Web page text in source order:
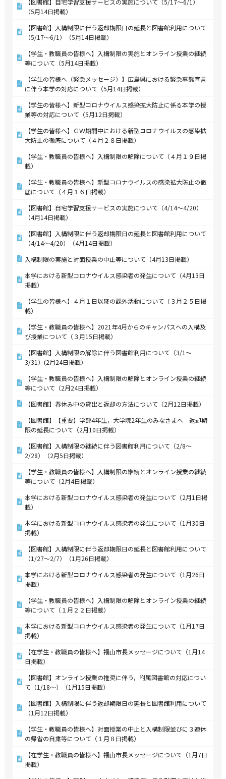
（5月14日掲載）
【図書館】入構制限に伴う返却期限日の延長と図書館利用について
（5/17～6/1）（5月14日掲載）
【学生・教職員の皆様へ】入構制限の実施とオンライン授業の継続
等について（5月14日掲載）
【学生の皆様へ（緊急メッセージ）】広島県における緊急事態宣言
に伴う本学の対応について（5月14日掲載）
【学生の皆様へ】新型コロナウイルス感染拡大防止に係る本学の授
業等の対応について（5月12日掲載）
【学生の皆様へ】ＧＷ期間中における新型コロナウイルスの感染拡
大防止の徹底について（４月２８日掲載）
【学生・教職員の皆様へ】入構制限の解除について（４月１９日掲
載）
【学生・教職員の皆様へ】新型コロナウイルスの感染拡大防止の徹
底について（４月１６日掲載）
【図書館】自宅学習支援サービスの実施について（4/14～4/20）
（4月14日掲載）
【図書館】入構制限に伴う返却期限日の延長と図書館利用について
（4/14～4/20）（4月14日掲載）
入構制限の実施と対面授業の中止等について（4月13日掲載）
本学における新型コロナウイルス感染者の発生について（4月13日
掲載）
【学生の皆様へ】４月１日以降の課外活動について（３月２５日掲
載）
【学生・教職員の皆様へ】2021年4月からのキャンパスへの入構及
び授業について（３月15日掲載）
【図書館】入構制限の解除に伴う図書館利用について（3/1～
3/31）(2月24日掲載）
【学生・教職員の皆様へ】入構制限の解除とオンライン授業の継続
等について（2月24日掲載）
【図書館】春休み中の貸出と返却の方法について（2月12日掲載）
【図書館】【重要】学部4年生，大学院2年生のみなさまへ 返却期
限の延長について（2月10日掲載）
【図書館】入構制限の継続に伴う図書館利用について（2/8～
2/28）（2月5日掲載）
【学生・教職員の皆様へ】入構制限の継続とオンライン授業の継続
等について（2月4日掲載）
本学における新型コロナウイルス感染者の発生について（2月1日掲
載）
本学における新型コロナウイルス感染者の発生について（1月30日
掲載）
【図書館】入構制限に伴う返却期限日の延長と図書館利用について
（1/27～2/7）（1月26日掲載）
本学における新型コロナウイルス感染者の発生について（1月26日
掲載）
【学生・教職員の皆様へ】入構制限の解除とオンライン授業の継続
等について（１月２２日掲載）
本学における新型コロナウイルス感染者の発生について（1月17日
掲載）
【在学生・教職員の皆様へ】福山市長メッセージについて（1月14
日掲載）
【図書館】オンライン授業の推奨に伴う，附属図書館の対応につい
て（1/18～）（1月15日掲載）
【図書館】入構制限に伴う返却期限日の延長と図書館利用について
（1月12日掲載）
【学生・教職員の皆様へ】対面授業の中止と入構制限並びに３連休
の帰省の自粛等について（１月８日掲載）
【在学生・教職員の皆様へ】福山市長メッセージについて（1月7日
掲載）